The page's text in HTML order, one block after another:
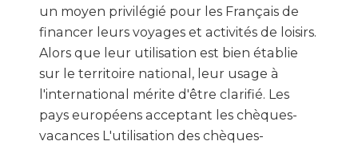
un moyen privilégié pour les Français de
financer leurs voyages et activités de loisirs.
Alors que leur utilisation est bien établie
sur le territoire national, leur usage à
l'international mérite d'être clarifié. Les
pays européens acceptant les chèques-
vacances L'utilisation des chèques-